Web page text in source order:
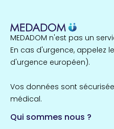
MEDADOM n'est pas un
En cas d'urgence, appelez
d'urgence européen).
Vos données sont
médical.
Qui sommes nous ?